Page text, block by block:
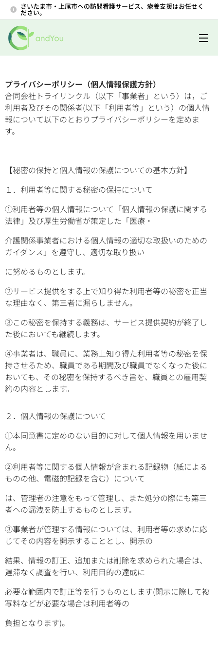
さいたま市・上尾市への訪問看護サービス、療養支援はお任せく
ださい。
プライバシーポリシー（個人情報保護方針）
合同会社トライリンクル（以下「事業者」という）は，ご
利用者及びその関係者(以下「利用者等」という）の個人情
報について以下のとおりプライバシーポリシーを定めま
す。
【秘密の保持と個人情報の保護についての基本方針】
１．利用者等に関する秘密の保持について
①利用者等の個人情報について「個人情報の保護に関する
法律」及び厚生労働省が策定した「医療・
介護関係事業者における個人情報の適切な取扱いのための
ガイダンス」を遵守し、適切な取り扱い
に努めるものとします。
②サービス提供をする上で知り得た利用者等の秘密を正当
な理由なく、第三者に漏らしません。
③この秘密を保持する義務は、サービス提供契約が終了し
た後においても継続します。
④事業者は、職員に、業務上知り得た利用者等の秘密を保
持させるため、職員である期間及び職員でなくなった後に
おいても、その秘密を保持するべき旨を、職員との雇用契
約の内容とします。
２．個人情報の保護について
①本同意書に定めのない目的に対して個人情報を用いませ
ん。
②利用者等に関する個人情報が含まれる記録物（紙による
ものの他、電磁的記録を含む）について
は、管理者の注意をもって管理し、また処分の際にも第三
者への漏洩を防止するものとします。
③事業者が管理する情報については、利用者等の求めに応
じてその内容を開示することとし、開示の
結果、情報の訂正、追加または削除を求められた場合は、
遅滞なく調査を行い、利用目的の達成に
必要な範囲内で訂正等を行うものとします(開示に際して複
写料などが必要な場合は利用者等の
負担となります)。